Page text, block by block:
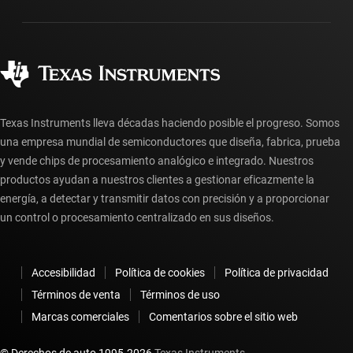
Fabricación
Preguntas frecuentes sobre la cuenta myTI
Preguntas frecuentes sobre pedidos
Texas Instruments lleva décadas haciendo posible el progreso. Somos
una empresa mundial de semiconductores que diseña, fabrica, prueba
y vende chips de procesamiento analógico e integrado. Nuestros
productos ayudan a nuestros clientes a gestionar eficazmente la
energía, a detectar y transmitir datos con precisión y a proporcionar
un control o procesamiento centralizado en sus diseños.
Accesibilidad Política de cookies
Política de privacidad
Términos de venta
Términos de uso
Marcas comerciales
Comentarios sobre el sitio web